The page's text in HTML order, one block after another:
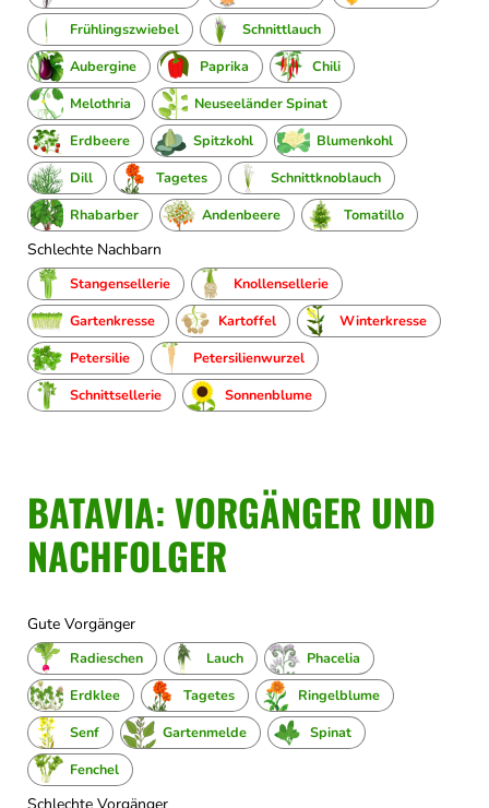
Frühlingszwiebel
Schnittlauch
Aubergine
Paprika
Chili
Melothria
Neuseeländer Spinat
Erdbeere
Spitzkohl
Blumenkohl
Dill
Tagetes
Schnittknoblauch
Rhabarber
Andenbeere Tomatillo
Schlechte Nachbarn
Stangensellerie
Knollensellerie
Gartenkresse
Kartoffel
Winterkresse
Petersilie
Petersilienwurzel
Schnittsellerie
Sonnenblume
BATAVIA: VORGÄNGER UND
NACHFOLGER
Gute Vorgänger
Radieschen Lauch
Phacelia
Erdklee
Tagetes
Ringelblume
Senf
Gartenmelde
Spinat
Fenchel